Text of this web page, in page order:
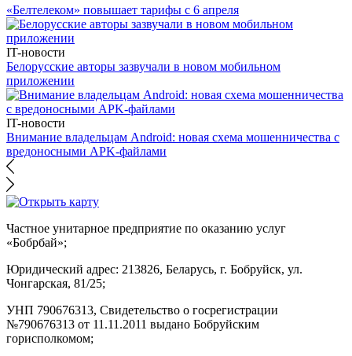
«Белтелеком» повышает тарифы с 6 апреля
IT-новости
Белорусские авторы зазвучали в новом мобильном
приложении
IT-новости
Внимание владельцам Android: новая схема мошенничества с
вредоносными APK-файлами
Частное унитарное предприятие по оказанию услуг
«Бобрбай»;
Юридический адрес: 213826, Беларусь, г. Бобруйск, ул.
Чонгарская, 81/25;
УНП 790676313, Свидетельство о госрегистрации
№790676313 от 11.11.2011 выдано Бобруйским
горисполкомом;